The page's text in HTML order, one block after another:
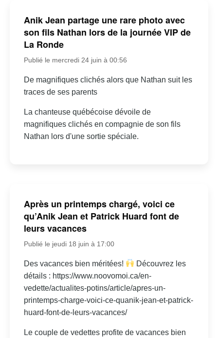
Anik Jean partage une rare photo avec
son fils Nathan lors de la journée VIP de
La Ronde
Publié le mercredi 24 juin à 00:56
De magnifiques clichés alors que Nathan suit les
traces de ses parents
La chanteuse québécoise dévoile de
magnifiques clichés en compagnie de son fils
Nathan lors d'une sortie spéciale.
Après un printemps chargé, voici ce
qu’Anik Jean et Patrick Huard font de
leurs vacances
Publié le jeudi 18 juin à 17:00
Des vacances bien méritées!
Découvrez les
détails : https://www.noovomoi.ca/en-
vedette/actualites-potins/article/apres-un-
printemps-charge-voici-ce-quanik-jean-et-patrick-
huard-font-de-leurs-vacances/
Le couple de vedettes profite de vacances bien